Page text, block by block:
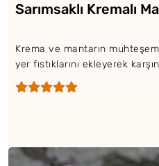
Sarımsaklı Kremalı
Krema ve mantarın
yer fıstıklarını ekleyerek